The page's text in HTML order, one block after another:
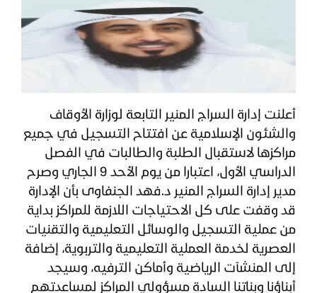
أعلنت إدارة السراج المنير التابعة لوزارة الأوقاف
والشئون الإسلامية عن افتتاح التسجيل في جميع
مراكزها لاستقبال الطلبة والطالبات في الفصل
الدراسي الأول، اعتبارا من يوم الأحد 9 الجاري وصرح
مدير إدارة السراج المنير د.فهد الجنفاوى بأن الإدارة
قد وقفت على كل الاحتياجات اللازمة للمراكز بداية
من عملية التسجيل والوسائل التعليمية والتقنيات
العصرية لخدمة العملية التعليمية والتربوية، إضافة
إلى المنشآت الرياضية وأماكن الترفيه، وسيجد
أبناؤنا وبناتنا السادة مسؤولي المراكز لمساعدتهم